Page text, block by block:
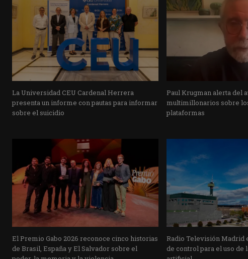
La Universidad CEU Cardenal Herrera
presenta un informe con pautas para informar
sobre el suicidio
Paul Krugman alerta del
multimillonarios sobre
plataformas
El Premio Gabo 2026 reconoce cinco historias
de Brasil, España y El Salvador sobre el
Radio Televisión Madrid
de control para el uso de